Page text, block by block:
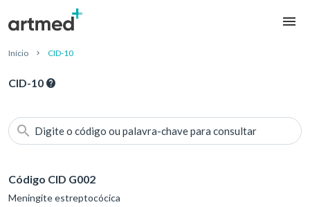
Início CID-10
CID-10
Digite o código ou palavra-chave para consultar
Código CID G002
Meningite estreptocócica